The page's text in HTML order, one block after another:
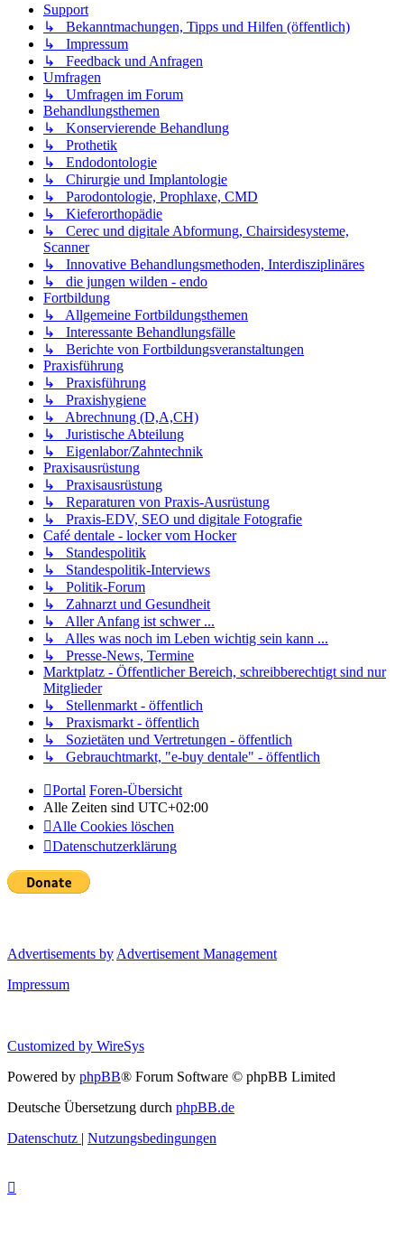
Support
↳ Bekanntmachungen, Tipps und Hilfen (öffentlich)
↳ Impressum
↳ Feedback und Anfragen
Umfragen
↳ Umfragen im Forum
Behandlungsthemen
↳ Konservierende Behandlung
↳ Prothetik
↳ Endodontologie
↳ Chirurgie und Implantologie
↳ Parodontologie, Prophlaxe, CMD
↳ Kieferorthopädie
↳ Cerec und digitale Abformung, Chairsidesysteme,
Scanner
↳ Innovative Behandlungsmethoden, Interdisziplinäres
↳ die jungen wilden - endo
Fortbildung
↳ Allgemeine Fortbildungsthemen
↳ Interessante Behandlungsfälle
↳ Berichte von Fortbildungsveranstaltungen
Praxisführung
↳ Praxisführung
↳ Praxishygiene
↳ Abrechnung (D,A,CH)
↳ Juristische Abteilung
↳ Eigenlabor/Zahntechnik
Praxisausrüstung
↳ Praxisausrüstung
↳ Reparaturen von Praxis-Ausrüstung
↳ Praxis-EDV, SEO und digitale Fotografie
Café dentale - locker vom Hocker
↳ Standespolitik
↳ Standespolitik-Interviews
↳ Politik-Forum
↳ Zahnarzt und Gesundheit
↳ Aller Anfang ist schwer ...
↳ Alles was noch im Leben wichtig sein kann ...
↳ Presse-News, Termine
Marktplatz - Öffentlicher Bereich, schreibberechtigt sind nur
Mitglieder
↳ Stellenmarkt - öffentlich
↳ Praxismarkt - öffentlich
↳ Sozietäten und Vertretungen - öffentlich
↳ Gebrauchtmarkt, "e-buy dentale" - öffentlich
Portal Foren-Übersicht
Alle Zeiten sind UTC+02:00
Alle Cookies löschen
Datenschutzerklärung
Advertisements by Advertisement Management
Impressum
Customized by WireSys
Powered by phpBB® Forum Software © phpBB Limited
Deutsche Übersetzung durch phpBB.de
Datenschutz | Nutzungsbedingungen